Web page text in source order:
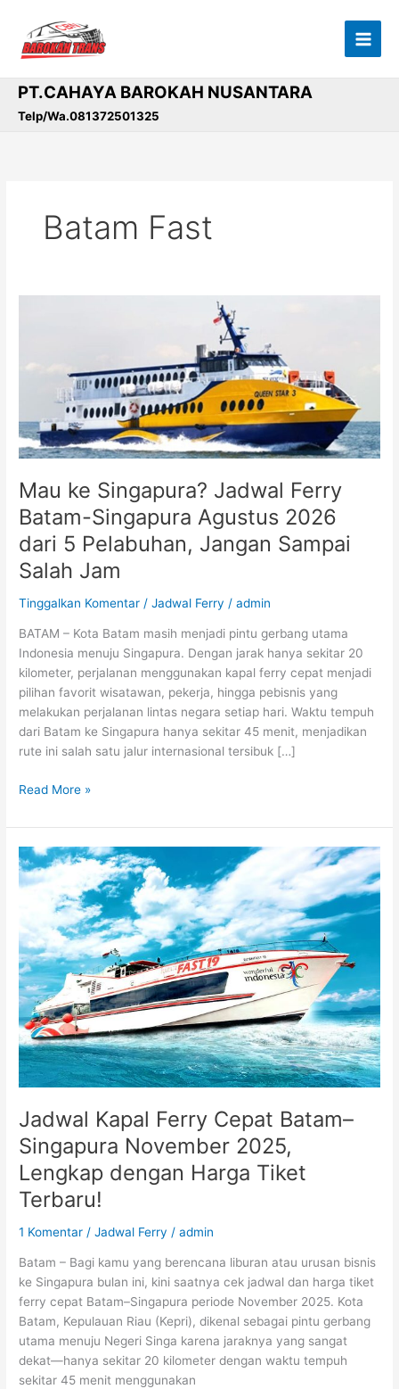
konten
PT.CAHAYA BAROKAH NUSANTARA
Telp/Wa.081372501325
Batam Fast
Mau ke Singapura? Jadwal Ferry
Batam-Singapura Agustus 2026
dari 5 Pelabuhan, Jangan Sampai
Salah Jam
Tinggalkan Komentar /Jadwal Ferry /admin
BATAM – Kota Batam masih menjadi pintu gerbang utama
Indonesia menuju Singapura. Dengan jarak hanya sekitar 20
kilometer, perjalanan menggunakan kapal ferry cepat menjadi
pilihan favorit wisatawan, pekerja, hingga pebisnis yang
melakukan perjalanan lintas negara setiap hari. Waktu tempuh
dari Batam ke Singapura hanya sekitar 45 menit, menjadikan
rute ini salah satu jalur internasional tersibuk […]
Batam-
Singapura
Agustus
2026
dari
5
Pelabuhan,
Jangan
Sampai
Salah
Jam
Read More »
Jadwal Kapal Ferry Cepat Batam–
Singapura November 2025,
Lengkap dengan Harga Tiket
Terbaru!
1 Komentar /Jadwal Ferry /admin
Batam – Bagi kamu yang berencana liburan atau urusan bisnis
ke Singapura bulan ini, kini saatnya cek jadwal dan harga tiket
ferry cepat Batam–Singapura periode November 2025. Kota
Batam, Kepulauan Riau (Kepri), dikenal sebagai pintu gerbang
utama menuju Negeri Singa karena jaraknya yang sangat
dekat—hanya sekitar 20 kilometer dengan waktu tempuh
sekitar 45 menit menggunakan
Jadwal
Kapal
Cepat
Batam–
Singapura
November
2025,
Lengkap
dengan
Harga
Tiket
Terbaru!